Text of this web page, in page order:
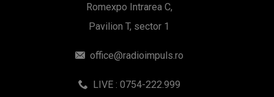
Romexpo Intrarea C,
Pavilion T, sector 1
office@radioimpuls.ro
LIVE : 0754-222.999